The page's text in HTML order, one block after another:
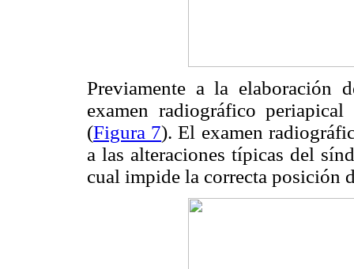
Previamente a la elaboración
examen radiográfico
(Figura 7). El examen
a las alteraciones típicas del
cual impide la correcta posición